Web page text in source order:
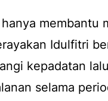
membantu
Idulfitri
kepadatan
selama